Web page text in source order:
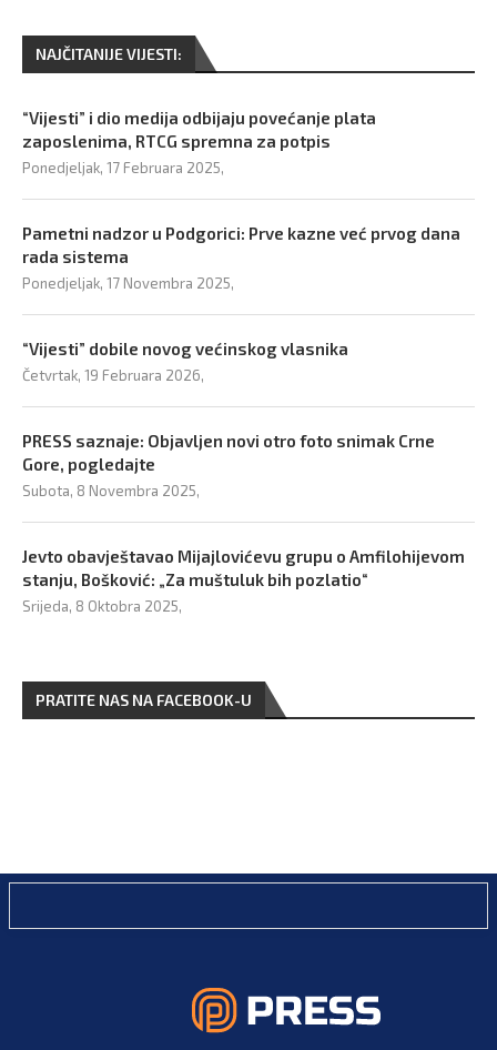
NAJČITANIJE VIJESTI:
“Vijesti” i dio medija odbijaju povećanje plata
zaposlenima, RTCG spremna za potpis
Ponedjeljak, 17 Februara 2025,
Pametni nadzor u Podgorici: Prve kazne već prvog dana
rada sistema
Ponedjeljak, 17 Novembra 2025,
“Vijesti” dobile novog većinskog vlasnika
Četvrtak, 19 Februara 2026,
PRESS saznaje: Objavljen novi otro foto snimak Crne
Gore, pogledajte
Subota, 8 Novembra 2025,
Jevto obavještavao Mijajlovićevu grupu o Amfilohijevom
stanju, Bošković: „Za muštuluk bih pozlatio“
Srijeda, 8 Oktobra 2025,
PRATITE NAS NA FACEBOOK-U